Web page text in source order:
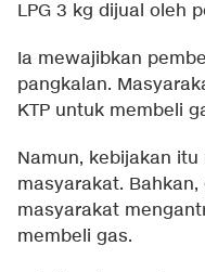
LPG 3 kg dijual oleh
Ia mewajibkan
pangkalan.
KTP untuk membeli
Namun, kebijakan
masyarakat.
masyarakat
membeli gas.